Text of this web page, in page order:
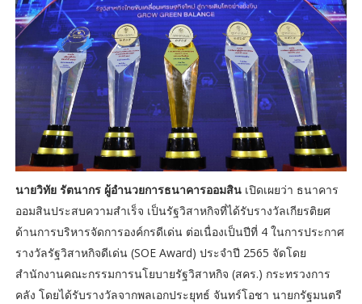
นายวิทัย รัตนากร ผู้อำนวยการธนาคารออมสินเปิดเผยว่า ธนาคาร
ออมสินประสบความสำเร็จ เป็นรัฐวิสาหกิจที่ได้รับรางวัลเกียรติยศ
ด้านการบริหารจัดการองค์กรดีเด่น ต่อเนื่องเป็นปีที่ 4 ในการประกาศ
รางวัลรัฐวิสาหกิจดีเด่น (SOE Award) ประจำปี 2565 จัดโดย
สำนักงานคณะกรรมการนโยบายรัฐวิสาหกิจ (สคร.) กระทรวงการ
คลัง โดยได้รับรางวัลจากพลเอกประยุทธ์ จันทร์โอชา นายกรัฐมนตรี